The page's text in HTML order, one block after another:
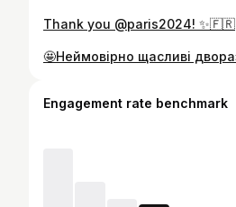
Thank you @paris2024! ✨🇫🇷
Engagement rate benchmark